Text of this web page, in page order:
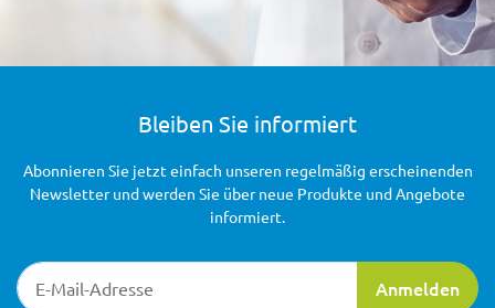
Bleiben Sie informiert
Newsletter-Registrierung
Anmelden
Abonnieren Sie jetzt einfach unseren regelmäßig erscheinenden
Newsletter und werden Sie über neue Produkte und Angebote
informiert.